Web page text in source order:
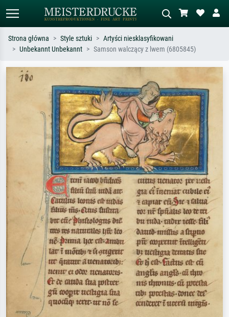
Szukaj wg artysty, tytułu lub stylu – np.
Monet, Gwiaździsta noc,
impresjonizm, fala Hokusaia, akt.
abstrakcja z czerwienią, ciemny olej,
stojący akt obok drzewa.
Strona główna Style sztuki
Artyści niesklasyfikowani
Unbekannt Unbekannt
Samson walczący z lwem (6805845)